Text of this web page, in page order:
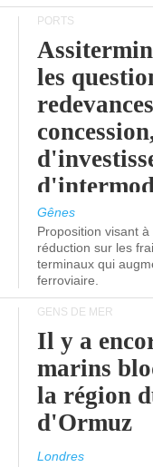
PORTS
les
l'attention
politiciens.
Gênes
Proposition visant
réduction sur les
terminaux qui
ferroviaire.
GENS DE MER
Il y a
marins
la région
d'Ormuz
Londres